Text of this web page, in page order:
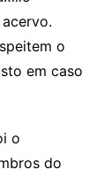
o
em caso
o
do